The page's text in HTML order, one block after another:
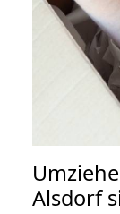
Alsdorf